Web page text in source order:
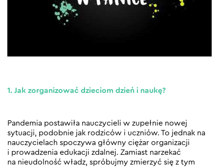
1. Jak zorganizować dzieciom dzień i naukę?
Pandemia postawiła nauczycieli w zupełnie nowej
sytuacji, podobnie jak rodziców i uczniów. To jednak na
nauczycielach spoczywa główny ciężar organizacji
i prowadzenia edukacji zdalnej. Zamiast narzekać
na nieudolność władz, spróbujmy zmierzyć się z tym